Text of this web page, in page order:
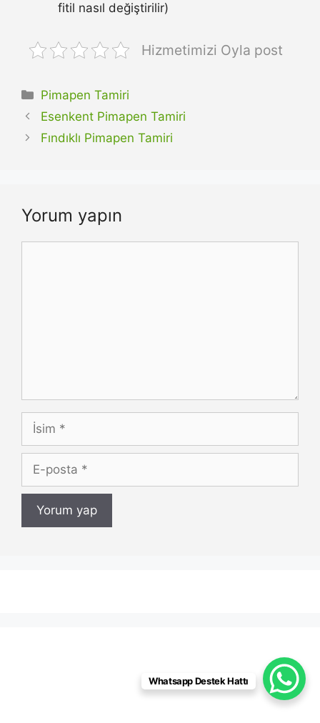
fitil nasıl değiştirilir)
Hizmetimizi Oyla post
Kategoriler
Pimapen Tamiri
Esenkent Pimapen Tamiri
Fındıklı Pimapen Tamiri
Yorum yapın
İsim
posta
Whatsapp Destek Hattı